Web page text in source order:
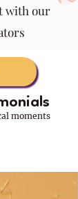
with our
moments